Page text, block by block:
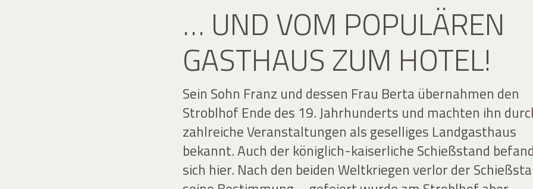
… UND VOM POPULÄREN
GASTHAUS ZUM HOTEL!
Sein Sohn Franz und dessen Frau Berta übernahmen den
Stroblhof Ende des 19. Jahrhunderts und machten ihn
zahlreiche Veranstaltungen als geselliges Landgasthaus
bekannt. Auch der königlich-kaiserliche Schießstand
sich hier. Nach den beiden Weltkriegen verlor der